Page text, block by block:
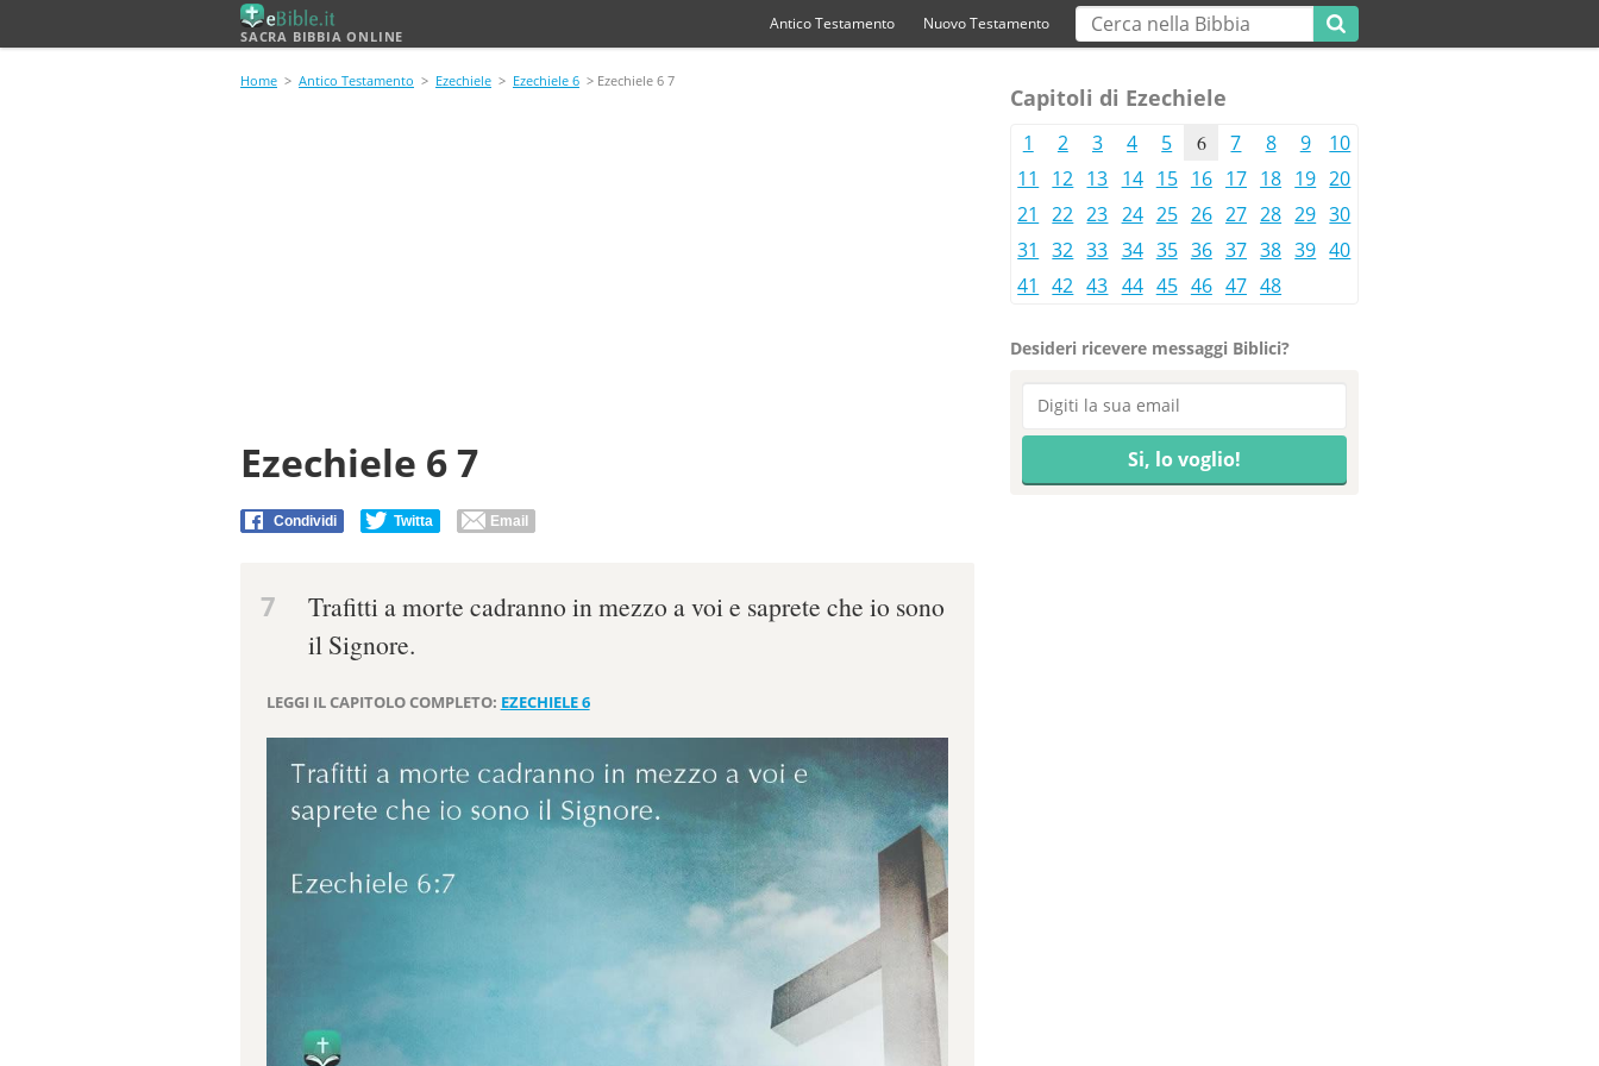
SACRA BIBBIA ONLINE
Antico Testamento Nuovo Testamento
Home > Antico Testamento > Ezechiele > Ezechiele 6 > Ezechiele 6 7
Ezechiele 6 7
Condividi Twitta Email
7
Trafitti a morte cadranno in mezzo a voi e saprete che io sono
il Signore.
LEGGI IL CAPITOLO COMPLETO: EZECHIELE 6
Capitoli di Ezechiele
1 2 3 4 5 6 7 8 9
10
11
12 13 14 15 16 17 18 19 20
21
22 23 24 25 26 27 28 29 30
31
32 33 34 35 36 37 38 39 40
41
42 43 44 45 46 47 48
Desideri ricevere messaggi Biblici?